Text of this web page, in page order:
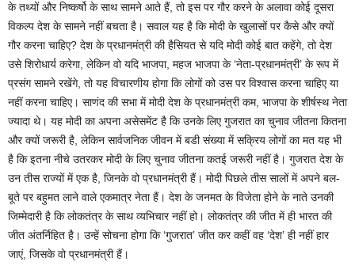
के तथ्यों और निष्कर्षो के साथ सामने आते हैं, तो इस पर गौर करने के अलावा कोई दूसरा
विकल्प देश के सामने नहीं बचता है। सवाल यह है कि मोदी के खुलासों पर कैसे और क्यों
गौर करना चाहिए? देश के प्रधानमंत्री की हैसियत से यदि मोदी कोई बात कहेंगे, तो देश
उसे शिरोधार्य करेगा, लेकिन वो यदि भाजपा, महज भाजपा के ‘नेता-प्रधानमंत्री’ के रूप में
प्रसंग सामने रखेंगे, तो यह विचारणीय होगा कि लोगों को उस पर विश्वास करना चाहिए या
नहीं करना चाहिए। साणंद की सभा में मोदी देश के प्रधानमंत्री कम, भाजपा के शीर्षस्थ नेता
ज्यादा थे। यह मोदी का अपना असेसमेंट है कि उनके लिए गुजरात का चुनाव जीतना कितना
और क्यों जरूरी है, लेकिन सार्वजनिक जीवन में बडी संख्या में सक्रिय लोगों का मत यह भी
है कि इतना नीचे उतरकर मोदी के लिए चुनाव जीतना कतई जरूरी नहीं है। गुजरात देश के
उन तीस राज्यों में एक है, जिनके वो प्रधानमंत्री हैं। मोदी पिछले तीस सालों में अपने बल-
बूते पर बहुमत लाने वाले एकमात्र नेता हैं। देश के जनमत के विजेता होने के नाते उनकी
जिम्मेदारी है कि लोकतंत्र के साथ व्यभिचार नहीं हो। लोकतंत्र की जीत में ही भारत की
जीत अंतर्निहित है। उन्हें सोचना होगा कि ‘गुजरात’ जीत कर कहीं वह ‘देश’ ही नहीं हार
जाएं, जिसके वो प्रधानमंत्री हैं।